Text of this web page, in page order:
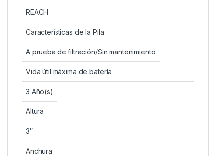
REACH
Características de la Pila
A prueba de filtración/Sin mantenimiento
Vida útil máxima de batería
3 Año(s)
Altura
3″
Anchura